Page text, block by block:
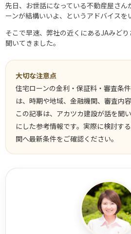
先日、お世話になっている不動産屋さん
ーンが結構いいよ、というアドバイスを
そこで早速、弊社の近くにあるJAみど
聞いてきました。
大切な注意点
住宅ローンの金利・保証料・審査条
は、時期や地域、金融機関、審査内
この記事は、アカツカ建設が話を聞
にした参考情報です。実際に検討す
関へ最新条件をご確認ください。